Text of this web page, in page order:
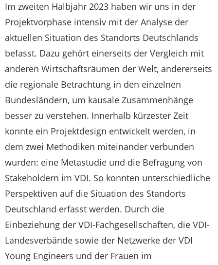
Im zweiten Halbjahr 2023 haben wir uns in der
Projektvorphase intensiv mit der Analyse der
aktuellen Situation des Standorts Deutschlands
befasst. Dazu gehört einerseits der Vergleich mit
anderen Wirtschaftsräumen der Welt, andererseits
die regionale Betrachtung in den einzelnen
Bundesländern, um kausale Zusammenhänge
besser zu verstehen. Innerhalb kürzester Zeit
konnte ein Projektdesign entwickelt werden, in
dem zwei Methodiken miteinander verbunden
wurden: eine Metastudie und die Befragung von
Stakeholdern im VDI. So konnten unterschiedliche
Perspektiven auf die Situation des Standorts
Deutschland erfasst werden. Durch die
Einbeziehung der VDI-Fachgesellschaften, die VDI-
Landesverbände sowie der Netzwerke der VDI
Young Engineers und der Frauen im